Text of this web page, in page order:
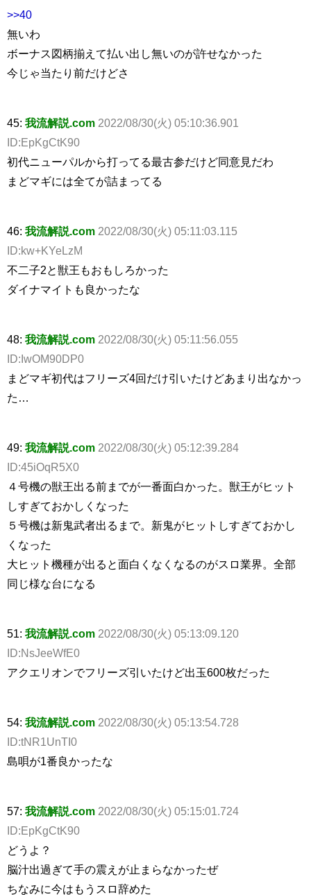
>>40
無いわ
ボーナス図柄揃えて払い出し無いのが許せなかった
今じゃ当たり前だけどさ
45: 我流解説.com 2022/08/30(火) 05:10:36.901
ID:EpKgCtK90
初代ニューパルから打ってる最古参だけど同意見だわ
まどマギには全てが詰まってる
46: 我流解説.com 2022/08/30(火) 05:11:03.115
ID:kw+KYeLzM
不二子2と獣王もおもしろかった
ダイナマイトも良かったな
48: 我流解説.com 2022/08/30(火) 05:11:56.055
ID:IwOM90DP0
まどマギ初代はフリーズ4回だけ引いたけどあまり出なかっ
た…
49: 我流解説.com 2022/08/30(火) 05:12:39.284
ID:45iOqR5X0
４号機の獣王出る前までが一番面白かった。獣王がヒット
しすぎておかしくなった
５号機は新鬼武者出るまで。新鬼がヒットしすぎておかし
くなった
大ヒット機種が出ると面白くなくなるのがスロ業界。全部
同じ様な台になる
51: 我流解説.com 2022/08/30(火) 05:13:09.120
ID:NsJeeWfE0
アクエリオンでフリーズ引いたけど出玉600枚だった
54: 我流解説.com 2022/08/30(火) 05:13:54.728
ID:tNR1UnTI0
島唄が1番良かったな
57: 我流解説.com 2022/08/30(火) 05:15:01.724
ID:EpKgCtK90
どうよ？
脳汁出過ぎて手の震えが止まらなかったぜ
ちなみに今はもうスロ辞めた